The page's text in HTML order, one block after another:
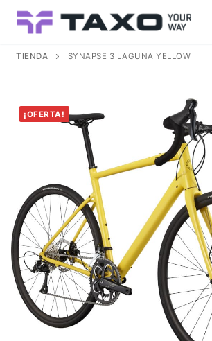
TIENDA SYNAPSE 3 LAGUNA YELLOW
¡OFERTA!